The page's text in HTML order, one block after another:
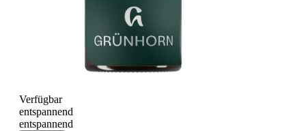
Verfügbar
entspannend
entspannend